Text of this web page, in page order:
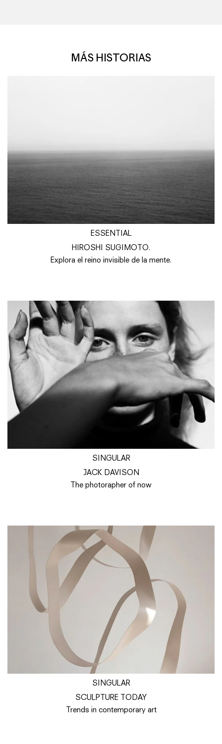
MÁS HISTORIAS
ESSENTIAL
HIROSHI SUGIMOTO.
Explora el reino invisible de la mente.
SINGULAR
JACK DAVISON
The photorapher of now
SINGULAR
SCULPTURE TODAY
Trends in contemporary art